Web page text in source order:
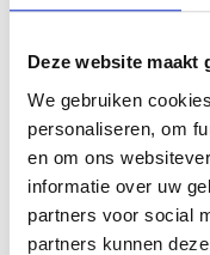
Deze website maakt
We gebruiken
personaliseren, om
en om ons
informatie over uw
partners voor social
partners kunnen